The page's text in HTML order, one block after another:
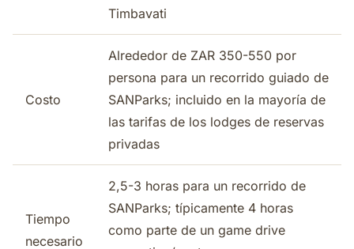
Timbavati
Costo
Alrededor de ZAR 350-550 por
persona para un recorrido guiado de
SANParks; incluido en la mayoría de
las tarifas de los lodges de reservas
privadas
Tiempo
necesario
2,5-3 horas para un recorrido de
SANParks; típicamente 4 horas
como parte de un game drive